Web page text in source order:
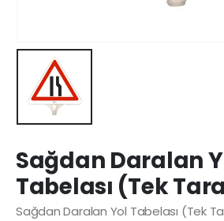
Sağdan Daralan
Tabelası (Tek
Sağdan Daralan Yol Tabelası (Tek